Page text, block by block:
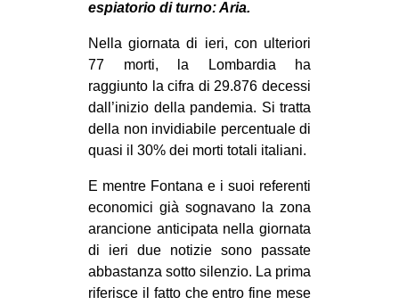
MOVIMENTI
AMBIENTE
ANTIFASCISMO
DIRITTO ALL’ABITARE
GENERI
MIGRAZIONI
PRECARIATO
REPRESSIONE
espiatorio di turno: Aria.
Nella giornata di ieri, con ulteriori
77 morti, la Lombardia ha
raggiunto la cifra di 29.876 decessi
dall’inizio della pandemia. Si tratta
della non invidiabile percentuale di
quasi il 30% dei morti totali italiani.
E mentre Fontana e i suoi referenti
economici già sognavano la zona
arancione anticipata nella giornata
di ieri due notizie sono passate
abbastanza sotto silenzio. La prima
riferisce il fatto che entro fine mese